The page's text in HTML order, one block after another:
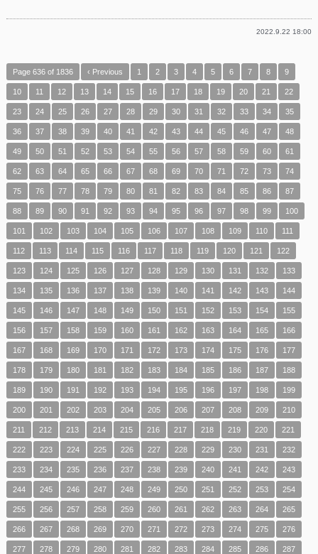
2022.9.22 18:00
Page 636 of 1836 ‹ Previous 1 2 3 4 5 6 7 8 9
10 11 12 13 14 15 16 17 18 19 20 21 22
23 24 25 26 27 28 29 30 31 32 33 34 35
36 37 38 39 40 41 42 43 44 45 46 47 48
49 50 51 52 53 54 55 56 57 58 59 60 61
62 63 64 65 66 67 68 69 70 71 72 73 74
75 76 77 78 79 80 81 82 83 84 85 86 87
88 89 90 91 92 93 94 95 96 97 98 99 100
101 102 103 104 105 106 107 108 109 110 111
112 113 114 115 116 117 118 119 120 121 122
123 124 125 126 127 128 129 130 131 132 133
134 135 136 137 138 139 140 141 142 143 144
145 146 147 148 149 150 151 152 153 154 155
156 157 158 159 160 161 162 163 164 165 166
167 168 169 170 171 172 173 174 175 176 177
178 179 180 181 182 183 184 185 186 187 188
189 190 191 192 193 194 195 196 197 198 199
200 201 202 203 204 205 206 207 208 209 210
211 212 213 214 215 216 217 218 219 220 221
222 223 224 225 226 227 228 229 230 231 232
233 234 235 236 237 238 239 240 241 242 243
244 245 246 247 248 249 250 251 252 253 254
255 256 257 258 259 260 261 262 263 264 265
266 267 268 269 270 271 272 273 274 275 276
277 278 279 280 281 282 283 284 285 286 287